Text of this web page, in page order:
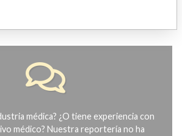
médica? ¿O tiene experiencia con
médico? Nuestra reportería no ha